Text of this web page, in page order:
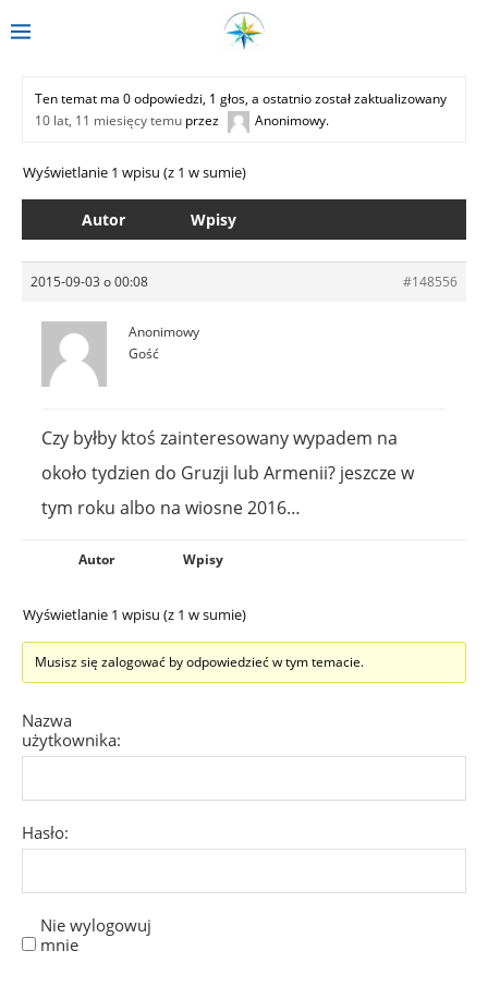
Ten temat ma 0 odpowiedzi, 1 głos, a ostatnio został zaktualizowany
10 lat, 11 miesięcy temu przez Anonimowy.
Wyświetlanie 1 wpisu (z 1 w sumie)
Autor Wpisy
2015-09-03 o 00:08 #148556
Anonimowy
Gość
Czy byłby ktoś zainteresowany wypadem na
około tydzien do Gruzji lub Armenii? jeszcze w
tym roku albo na wiosne 2016…
Autor Wpisy
Wyświetlanie 1 wpisu (z 1 w sumie)
Musisz się zalogować by odpowiedzieć w tym temacie.
Nazwa
użytkownika:
Hasło:
Nie wylogowuj
mnie